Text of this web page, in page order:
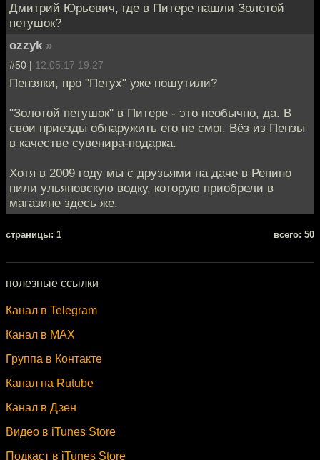
Дмитрий Юрьевич, где в Питере нашли Золотой
петушок?
ozzyk »
#50 | 12.05.17 19:27
Пензяки, про "Петух" уже пошутили?
"Золотой петушок" в Питере - это необычно, да. В
свои приезды обнаружить его не смог. Вёз из Пензы
в качестве сувенира-подарка.
Хотя в 2009 году мы с друзьями на даче в Репино
пили ульяновскую водку, которую приобрели в
магазине здесь же.
cтраницы: 1 всего: 50
полезные ссылки
Канал в Telegram
Канал в MAX
Группа в Контакте
Канал на Rutube
Канал в Дзен
Видео в iTunes Store
Подкаст в iTunes Store